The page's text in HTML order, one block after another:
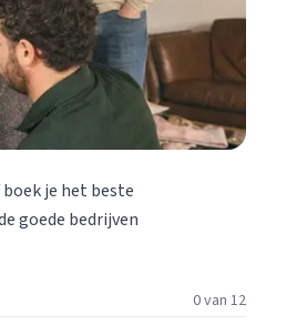
je het beste
goede bedrijven
0 van 12